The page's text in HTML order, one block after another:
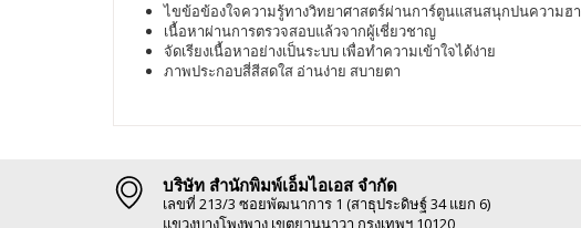
ไขข้อข้องใจความรู้ทางวิทยาศาสตร์ผ่านการ์ตูนแสนสนุกปนความฮา
เนื้อหาผ่านการตรวจสอบแล้วจากผู้เชี่ยวชาญ
จัดเรียงเนื้อหาอย่างเป็นระบบ เพื่อทำความเข้าใจได้ง่าย
ภาพประกอบสี่สีสดใส อ่านง่าย สบายตา
บริษัท สำนักพิมพ์เอ็มไอเอส จำกัด
เลขที่ 213/3 ซอยพัฒนาการ 1 (สาธุประดิษฐ์ 34 แยก 6)
แขวงบางโพงพาง เขตยานนาวา กรุงเทพฯ 10120